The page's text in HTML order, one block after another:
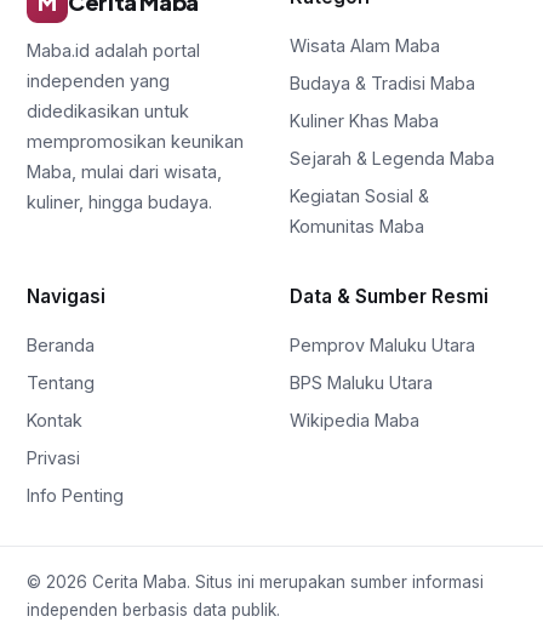
Maba.id adalah portal
independen yang
didedikasikan untuk
mempromosikan keunikan
Maba, mulai dari wisata,
kuliner, hingga budaya.
Wisata Alam Maba
Budaya & Tradisi Maba
Kuliner Khas Maba
Sejarah & Legenda Maba
Kegiatan Sosial &
Komunitas Maba
Navigasi
Beranda
Tentang
Kontak
Privasi
Info Penting
Data & Sumber Resmi
Pemprov Maluku Utara
BPS Maluku Utara
Wikipedia Maba
© 2026 Cerita Maba. Situs ini merupakan sumber informasi
independen berbasis data publik.